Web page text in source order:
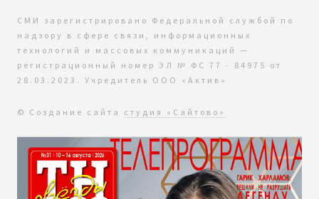
СМИ зарегистрировано Федеральной службой по
надзору в сфере связи, информационных
технологий и массовых коммуникаций —
регистрационный номер ЭЛ № ФС 77 - 84975 от
28.03.2023. Учредитель ООО «Актив»
© Создание сайта студия «Сайтово»